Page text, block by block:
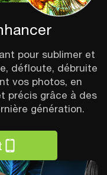
pour sublimer et
défloute, débruite
vos photos, en
précis grâce à des
génération.